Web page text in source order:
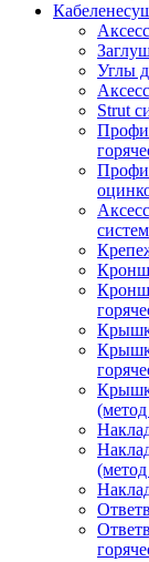
Углы
Strut
систем